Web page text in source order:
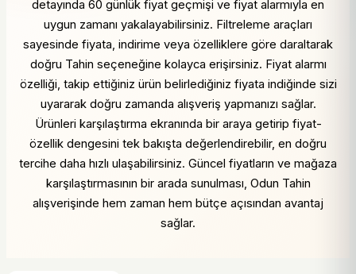
detayında 60 günlük fiyat geçmişi ve fiyat alarmıyla en
uygun zamanı yakalayabilirsiniz. Filtreleme araçları
sayesinde fiyata, indirime veya özelliklere göre daraltarak
doğru Tahin seçeneğine kolayca erişirsiniz. Fiyat alarmı
özelliği, takip ettiğiniz ürün belirlediğiniz fiyata indiğinde sizi
uyararak doğru zamanda alışveriş yapmanızı sağlar.
Ürünleri karşılaştırma ekranında bir araya getirip fiyat-
özellik dengesini tek bakışta değerlendirebilir, en doğru
tercihe daha hızlı ulaşabilirsiniz. Güncel fiyatların ve mağaza
karşılaştırmasının bir arada sunulması, Odun Tahin
alışverişinde hem zaman hem bütçe açısından avantaj
sağlar.